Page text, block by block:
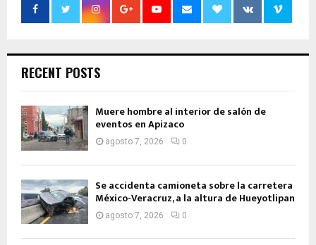
RECENT POSTS
Muere hombre al interior de salón de
eventos en Apizaco
agosto 7, 2026 0
Se accidenta camioneta sobre la carretera
México-Veracruz, a la altura de Hueyotlipan
agosto 7, 2026 0